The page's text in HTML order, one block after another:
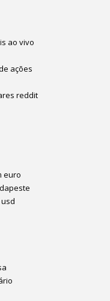
ao vivo
ações
reddit
euro